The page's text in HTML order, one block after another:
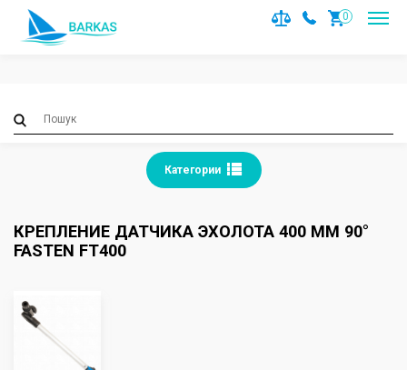
Notice
: Trying to access array offset on value of type null in
/var/www/barkas/data/www/barkas.com.ua/catalog/
on line36
0
Категории
КРЕПЛЕНИЕ ДАТЧИКА ЭХОЛОТА 400 ММ 90°
FASTEN FT400